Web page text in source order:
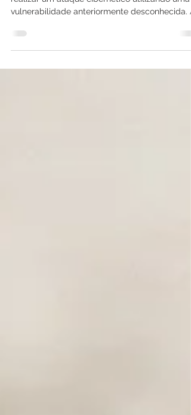
Uma exploração de dia zero consiste em
vulnerabilidade anteriormente desconhecida.